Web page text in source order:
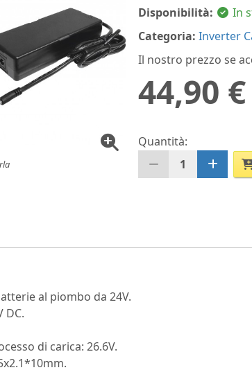
Disponibilità:
In
Categoria: Inverter
Il nostro prezzo se
44,90 €
Quantità:
1
al piombo da 24V.
DC.
di carica: 26.6V.